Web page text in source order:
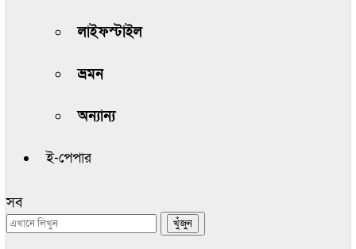
লাইফস্টাইল
ভ্রমন
অন্যান্য
ই-পেপার
সব